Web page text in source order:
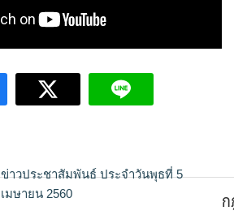
ข่าวประชาสัมพันธ์ ประจำวันพุธที่ 5
เมษายน 2560